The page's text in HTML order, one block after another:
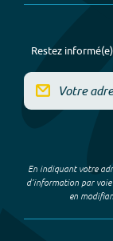
Restez
En indiquant votre
d’information par
en